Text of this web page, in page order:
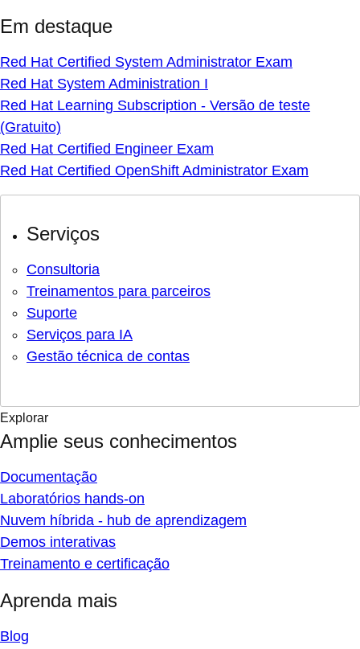
Em destaque
Red Hat Certified System Administrator Exam
Red Hat System Administration I
Red Hat Learning Subscription - Versão de teste
(Gratuito)
Red Hat Certified Engineer Exam
Red Hat Certified OpenShift Administrator Exam
Serviços
Consultoria
Treinamentos para parceiros
Suporte
Serviços para IA
Gestão técnica de contas
Explorar
Amplie seus conhecimentos
Documentação
Laboratórios hands-on
Nuvem híbrida - hub de aprendizagem
Demos interativas
Treinamento e certificação
Aprenda mais
Blog